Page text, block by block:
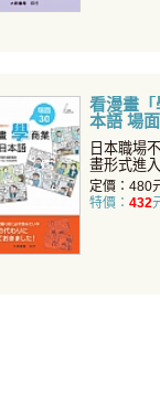
看漫畫「
本語 場
日本職場
畫形式進
疑難雜症
定價：480
特價： 432